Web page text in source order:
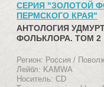
СЕРИЯ "ЗОЛОТОЙ
ПЕРМСКОГО КРАЯ"
АНТОЛОГИЯ
ФОЛЬКЛОРА. ТОМ 2
Регион: Россия /
Лейбл: KAMWA
Носитель: CD